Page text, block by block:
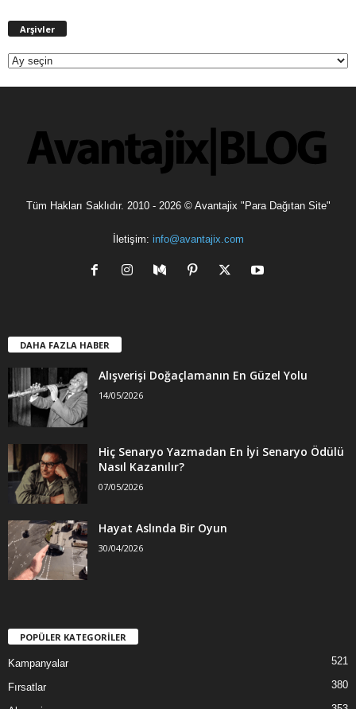
Arşivler
Tüm Hakları Saklıdır. 2010 - 2026 © Avantajix "Para Dağıtan Site"
İletişim: info@avantajix.com
DAHA FAZLA HABER
Alışverişi Doğaçlamanın En Güzel Yolu
14/05/2026
Hiç Senaryo Yazmadan En İyi Senaryo Ödülü
Nasıl Kazanılır?
07/05/2026
Hayat Aslında Bir Oyun
30/04/2026
POPÜLER KATEGORİLER
Kampanyalar 521
Fırsatlar 380